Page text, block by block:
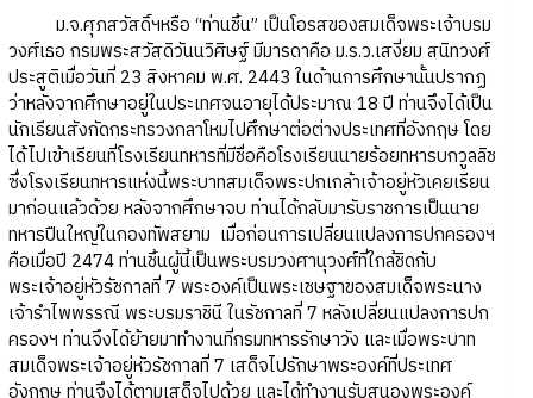
ม.จ.ศุภสวัสดิ์ฯหรือ “ท่านชิ้น” เป็นโอรสของสมเด็จพระเจ้าบรม
วงศ์เธอ กรมพระสวัสดิวันนวิศิษฐ์ มีมารดาคือ ม.ร.ว.เสงี่ยม สนิทวงศ์
ประสูติเมื่อวันที่ 23 สิงหาคม พ.ศ. 2443 ในด้านการศึกษานั้นปรากฏ
ว่าหลังจากศึกษาอยู่ในประเทศจนอายุได้ประมาณ 18 ปี ท่านจึงได้เป็น
นักเรียนสังกัดกระทรวงกลาโหมไปศึกษาต่อต่างประเทศที่อังกฤษ โดย
ได้ไปเข้าเรียนที่โรงเรียนทหารที่มีชื่อคือโรงเรียนนายร้อยทหารบกวูลลิช
ซึ่งโรงเรียนทหารแห่งนี้พระบาทสมเด็จพระปกเกล้าเจ้าอยู่หัวเคยเรียน
มาก่อนแล้วด้วย หลังจากศึกษาจบ ท่านได้กลับมารับราชการเป็นนาย
ทหารปืนใหญ่ในกองทัพสยาม เมื่อก่อนการเปลี่ยนแปลงการปกครองฯ
คือเมื่อปี 2474 ท่านชิ้นผู้นี้เป็นพระบรมวงศานุวงศ์ที่ใกล้ชิดกับ
พระเจ้าอยู่หัวรัชกาลที่ 7 พระองค์เป็นพระเชษฐาของสมเด็จพระนาง
เจ้ารำไพพรรณี พระบรมราชินี ในรัชกาลที่ 7 หลังเปลี่ยนแปลงการปก
ครองฯ ท่านจึงได้ย้ายมาทำงานที่กรมทหารรักษาวัง และเมื่อพระบาท
สมเด็จพระเจ้าอยู่หัวรัชกาลที่ 7 เสด็จไปรักษาพระองค์ที่ประเทศ